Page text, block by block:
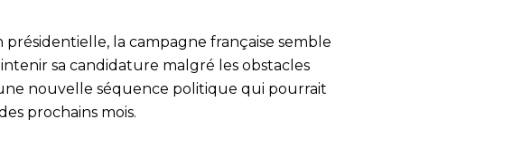
présidentielle, la campagne française semble
sa candidature malgré les obstacles
nouvelle séquence politique qui pourrait
prochains mois.